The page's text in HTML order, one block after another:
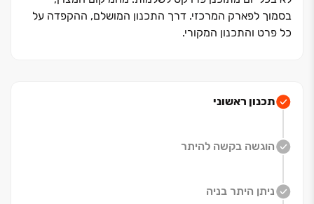
בסמוך לפארק המרכזי. דרך התכנון המושלם, ההקפדה על
כל פרט והתכנון המקורי.
של בית פרטי מול הנוף המרהיב של הפארק והרי הגליל.
הקריות -סביוני הגבעה בגבעת הכלניות, מבית אפריקה
ישראל מגורים.
תכנון ראשוני
הוגשה בקשה להיתר
ניתן היתר בניה